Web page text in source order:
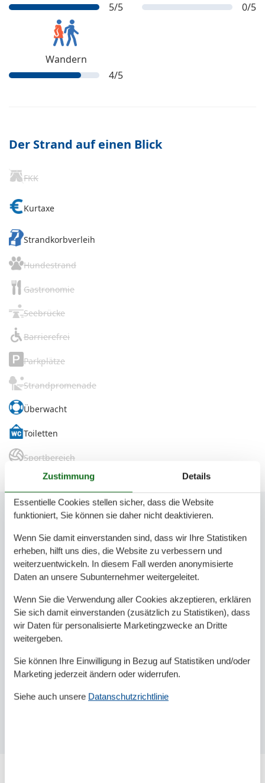
5/5
0/5
Wandern
4/5
Der Strand auf einen Blick
FKK
Kurtaxe
Strandkorbverleih
Hundestrand
Gastronomie
Seebrücke
Barrierefrei
Parkplätze
Strandpromenade
Überwacht
Toiletten
Sportbereich
Zustimmung Details
Essentielle Cookies stellen sicher, dass die Website
funktioniert, Sie können sie daher nicht deaktivieren.
Wenn Sie damit einverstanden sind, dass wir Ihre Statistiken
erheben, hilft uns dies, die Website zu verbessern und
weiterzuentwickeln. In diesem Fall werden anonymisierte
Daten an unsere Subunternehmer weitergeleitet.
Wenn Sie die Verwendung aller Cookies akzeptieren, erklären
Sie sich damit einverstanden (zusätzlich zu Statistiken), dass
wir Daten für personalisierte Marketingzwecke an Dritte
weitergeben.
Sie können Ihre Einwilligung in Bezug auf Statistiken und/oder
Marketing jederzeit ändern oder widerrufen.
Siehe auch unsere Datanschutzrichtlinie